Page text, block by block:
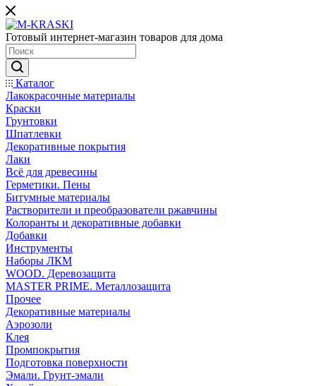
Готовый интернет-магазин товаров для дома
Каталог
Лакокрасочные материалы
Краски
Грунтовки
Шпатлевки
Декоративные покрытия
Лаки
Всё для древесины
Герметики. Пены
Битумные материалы
Растворители и преобразователи ржавчины
Колоранты и декоративные добавки
Добавки
Инструменты
Наборы ЛКМ
WOOD. Деревозащита
MASTER PRIME. Металлозащита
Прочее
Декоративные материалы
Аэрозоли
Клея
Промпокрытия
Подготовка поверхности
Эмали. Грунт-эмали